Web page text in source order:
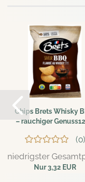
Chips Brets Whisky
– rauchiger
0
niedrigster
Nur 3,32 EUR